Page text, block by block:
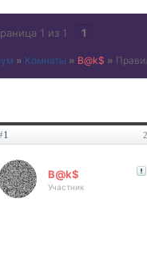
1 из 1 1
» Комнаты » B@k$ »
1
B@k$
Участник